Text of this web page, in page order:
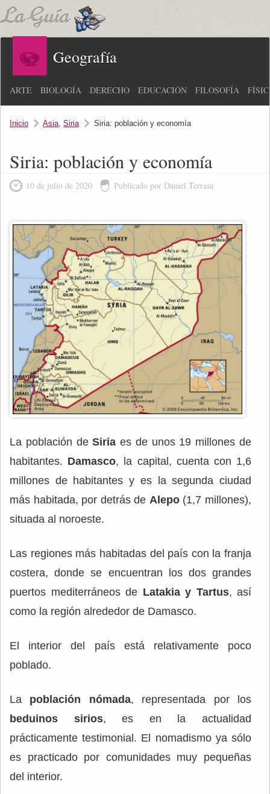
Geografía
ARTE BIOLOGÍA DERECHO EDUCACIÓN FILOSOFÍA
Inicio Asia, Siria Siria: población y economía
Siria: población y economía
10 de julio de 2020 Publicado por Daniel Terrasa
La población deSiria es de unos 19 millones de
habitantes. Damasco, la capital, cuenta con 1,6
millones de habitantes y es la segunda ciudad
más habitada, por detrás de Alepo(1,7 millones),
situada al noroeste.
Las regiones más habitadas del país con la franja
costera, donde se encuentran los dos grandes
puertos mediterráneos de Latakia y Tartus, así
como la región alrededor de Damasco.
El interior del país está relativamente poco
poblado.
La población nómada, representada por los
beduinos sirios, es en la actualidad
prácticamente testimonial. El nomadismo ya sólo
es practicado por comunidades muy pequeñas
del interior.